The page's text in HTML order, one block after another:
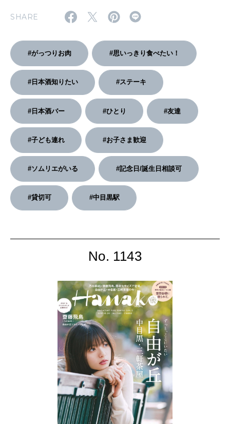
2026年2月号「良運を掴む 新・開運術。」
2026年1月号「猫がいれば、幸せ」
2025年12月号「お酒の新常識。」
SHARE
#がっつりお肉 #思いっきり食べたい！
#日本酒知りたい #ステーキ
#日本酒バー #ひとり #友達
#子ども連れ #お子さま歓迎
#ソムリエがいる #記念日/誕生日相談可
#貸切可 #中目黒駅
No. 1143